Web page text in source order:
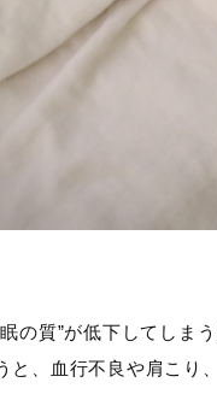
の質”が低下してしま
と、血行不良や肩こり